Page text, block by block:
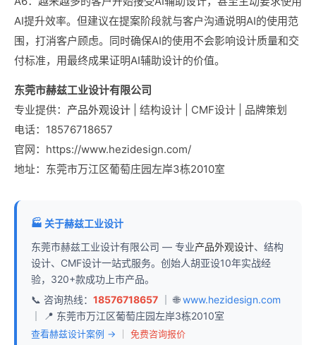
AI提升效率。但建议在提案阶段就与客户沟通说明AI的使用范
围，打消客户顾虑。同时确保AI的使用不会影响设计质量和交
付标准，用最终成果证明AI辅助设计的价值。
东莞市赫兹工业设计有限公司
专业提供： 产品外观设计 | 结构设计 | CMF设计 | 品牌策划
电话：18576718657
官网：https://www.hezidesign.com/
地址：东莞市万江区葡萄庄园左岸3栋2010室
🏭 关于赫兹工业设计
东莞市赫兹工业设计有限公司 — 专业产品外观设计、结构
设计、CMF设计一站式服务。创始人胡亚设10年实战经
验，320+款成功上市产品。
📞 咨询热线： 18576718657 ｜ 🌐www.hezidesign.com
｜ 📍 东莞市万江区葡萄庄园左岸3栋2010室
查看赫兹设计案例 → ｜ 免费咨询报价